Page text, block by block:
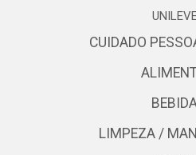
CUIDADO
LIMPEZA /